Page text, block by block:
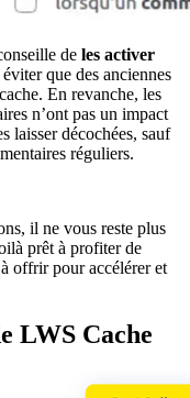
de les activer
éviter que des anciennes
En revanche, les
n’ont pas un impact
laisser décochées, sauf
réguliers.
il ne vous reste plus
prêt à profiter de
offrir pour accélérer et
LWS Cache